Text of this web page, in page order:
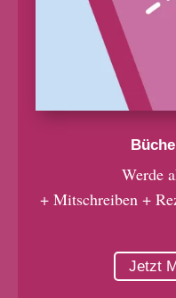
Werde
+ Mitschreiben +
Jetzt